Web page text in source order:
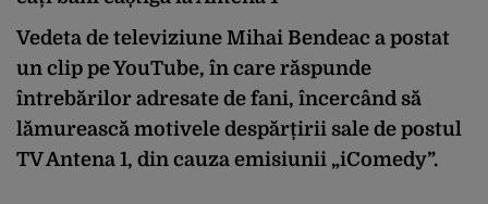
Vedeta de televiziune Mihai Bendeac a postat
un clip pe YouTube, în care răspunde
întrebărilor adresate de fani, încercând să
lămurească motivele despărțirii sale de postul
TV Antena 1, din cauza emisiunii „iComedy”.